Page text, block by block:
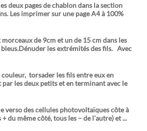
deux pages de chablon dans la section
Les imprimer sur une page A4 à 100%
de 9cm et un de 15 cm dans les
les extrémités des fils. Avec
couleur, torsader les fils entre eux en
les deux petits et en terminant avec le
verso des cellules photovoltaïques côte à
+ du même côté, tous les – de l'autre) et ...